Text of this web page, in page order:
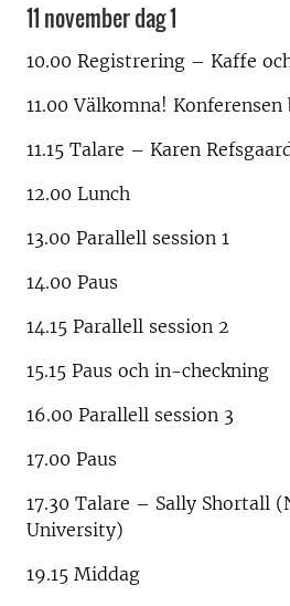
11 november dag 1
10.00 Registrering – Kaffe
11.00 Välkomna!
11.15 Talare – Karen
12.00 Lunch
13.00 Parallell session 1
14.00 Paus
14.15 Parallell session 2
15.15 Paus och in-checkning
16.00 Parallell session 3
17.00 Paus
17.30 Talare – Sally Shortall
University)
19.15 Middag